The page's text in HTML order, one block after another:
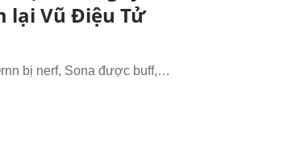
lại Vũ Điệu Tử
bị nerf, Sona được buff,…